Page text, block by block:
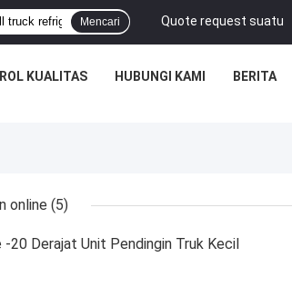
Quote request suatu
Mencari
KUALITAS HUBUNGI KAMI BERITA
online (5)
20 Derajat Unit Pendingin Truk Kecil